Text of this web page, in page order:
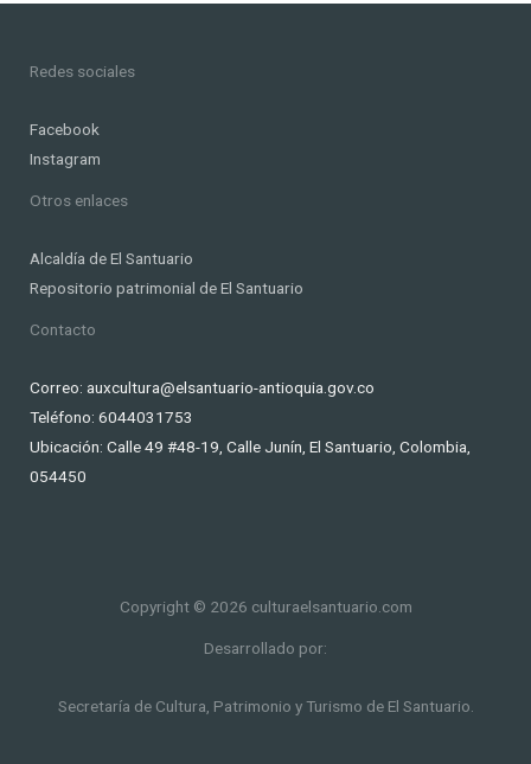
Redes sociales
Facebook
Instagram
Otros enlaces
Alcaldía de El Santuario
Repositorio patrimonial de El Santuario
Contacto
Correo: auxcultura@elsantuario-antioquia.gov.co
Teléfono: 6044031753
Ubicación: Calle 49 #48-19, Calle Junín, El Santuario, Colombia,
054450
Copyright © 2026 culturaelsantuario.com
Desarrollado por:
Secretaría de Cultura, Patrimonio y Turismo de El Santuario.